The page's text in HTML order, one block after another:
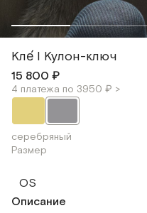
Кле́ I Кулон-ключ
15 800 ₽
4 платежа по 3950 ₽ >
серебряный
Размер
OS
Описание